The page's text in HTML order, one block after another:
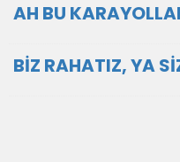
AH BU
BİZ RAHATIZ, YA